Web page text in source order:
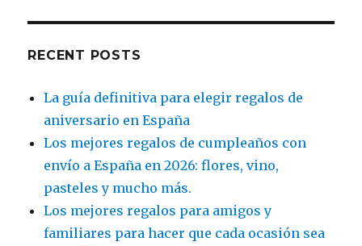
RECENT POSTS
La guía definitiva para elegir regalos de
aniversario en España
Los mejores regalos de cumpleaños con
envío a España en 2026: flores, vino,
pasteles y mucho más.
Los mejores regalos para amigos y
familiares para hacer que cada ocasión sea